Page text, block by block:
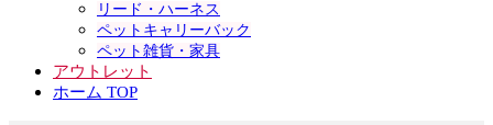
リード・ハーネス
ペットキャリーバック
ペット雑貨・家具
アウトレット
ホーム TOP